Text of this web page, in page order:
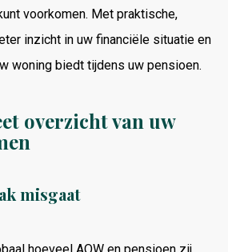
voorkomen. Met praktische,
inzicht in uw financiële situatie en
woning biedt tijdens uw pensioen.
overzicht van uw
misgaat